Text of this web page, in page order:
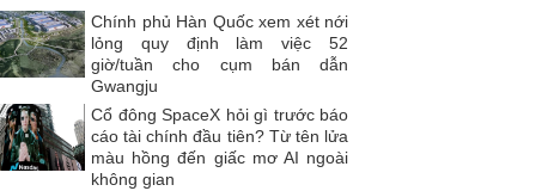
Chính phủ Hàn Quốc xem xét nới
lỏng quy định làm việc 52
giờ/tuần cho cụm bán dẫn
Gwangju
Cổ đông SpaceX hỏi gì trước báo
cáo tài chính đầu tiên? Từ tên lửa
màu hồng đến giấc mơ AI ngoài
không gian